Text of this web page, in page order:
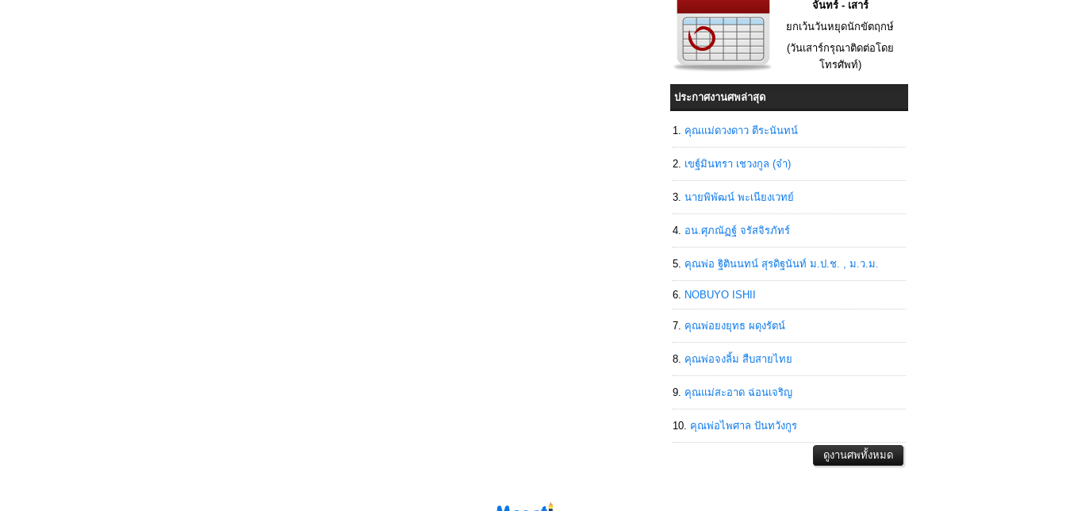
จันทร์ - เสาร์
ยกเว้นวันหยุดนักขัตฤกษ์
(วันเสาร์กรุณาติดต่อโดย
โทรศัพท์)
ประกาศงานศพล่าสุด
คุณแม่ดวงดาว ตีระนันทน์
เขฐ์มินทรา เชวงกูล (จ๋า)
นายพิพัฒน์ พะเนียงเวทย์
อน.ศุภณัฏฐ์ จรัสจิรภัทร์
คุณพ่อ ฐิตินนทน์ สุรดิฐนันท์ ม.ป.ช. , ม.ว.ม.
NOBUYO ISHII
คุณพ่อยงยุทธ ผดุงรัตน์
คุณพ่อจงลิ้ม สืบสายไทย
คุณแม่สะอาด ฉ่อนเจริญ
คุณพ่อไพศาล ปันทวังกูร